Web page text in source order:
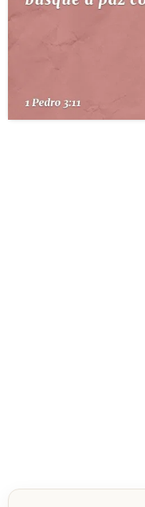
ESBOÇOS DE PREGAÇÃO
PERGUNTE À BÍBLIA